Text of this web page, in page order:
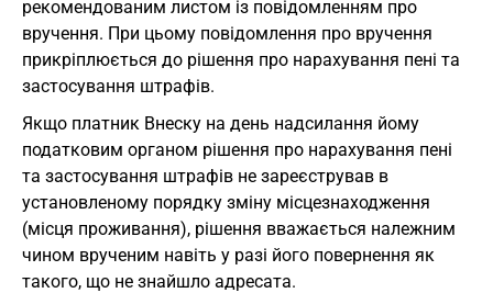
рекомендованим листом із повідомленням про
вручення. При цьому повідомлення про вручення
прикріплюється до рішення про нарахування пені та
застосування штрафів.
Якщо платник Внеску на день надсилання йому
податковим органом рішення про нарахування пені
та застосування штрафів не зареєстрував в
установленому порядку зміну місцезнаходження
(місця проживання), рішення вважається належним
чином врученим навіть у разі його повернення як
такого, що не знайшло адресата.